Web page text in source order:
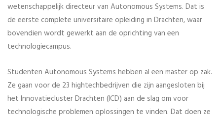
wetenschappelijk directeur van Autonomous Systems. Dat is
de eerste complete universitaire opleiding in Drachten, waar
bovendien wordt gewerkt aan de oprichting van een
technologiecampus.
Studenten Autonomous Systems hebben al een master op zak.
Ze gaan voor de 23 hightechbedrijven die zijn aangesloten bij
het Innovatiecluster Drachten (ICD) aan de slag om voor
technologische problemen oplossingen te vinden. Dat doen ze